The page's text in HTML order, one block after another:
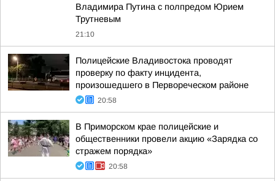
Владимира Путина с полпредом Юрием
Трутневым
21:10
Полицейские Владивостока проводят
проверку по факту инцидента,
произошедшего в Первореческом районе
20:58
В Приморском крае полицейские и
общественники провели акцию «Зарядка со
стражем порядка»
20:58